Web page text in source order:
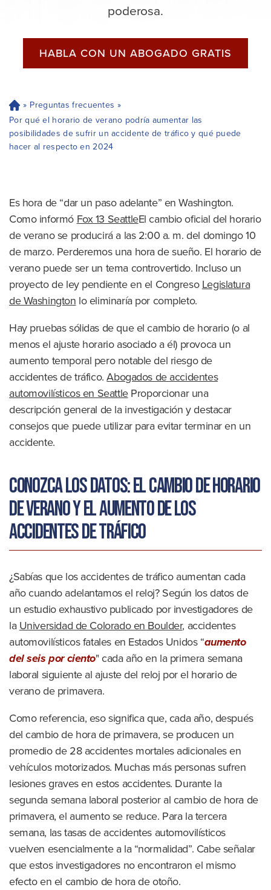
poderosa.
HABLA CON UN ABOGADO GRATIS
H
og
ar
» Preguntas frecuentes »
Por qué el horario de verano podría aumentar las
posibilidades de sufrir un accidente de tráfico y qué puede
hacer al respecto en 2024
Es hora de “dar un paso adelante” en Washington.
Como informó Fox 13 SeattleEl cambio oficial del horario
de verano se producirá a las 2:00 a. m. del domingo 10
de marzo. Perderemos una hora de sueño. El horario de
verano puede ser un tema controvertido. Incluso un
proyecto de ley pendiente en el CongresoLegislatura
de Washington lo eliminaría por completo.
Hay pruebas sólidas de que el cambio de horario (o al
menos el ajuste horario asociado a él) provoca un
aumento temporal pero notable del riesgo de
accidentes de tráfico.Abogados de accidentes
automovilísticos en SeattleProporcionar una
descripción general de la investigación y destacar
consejos que puede utilizar para evitar terminar en un
accidente.
Conozca los datos: el cambio de horario
de verano y el aumento de los
accidentes de tráfico
¿Sabías que los accidentes de tráfico aumentan cada
año cuando adelantamos el reloj? Según los datos de
un estudio exhaustivo publicado por investigadores de
laUniversidad de Colorado en Boulder, accidentes
automovilísticos fatales en Estados Unidos “aumento
del seis por ciento" cada año en la primera semana
laboral siguiente al ajuste del reloj por el horario de
verano de primavera.
Como referencia, eso significa que, cada año, después
del cambio de hora de primavera, se producen un
promedio de 28 accidentes mortales adicionales en
vehículos motorizados. Muchas más personas sufren
lesiones graves en estos accidentes. Durante la
segunda semana laboral posterior al cambio de hora de
primavera, el aumento se reduce. Para la tercera
semana, las tasas de accidentes automovilísticos
vuelven esencialmente a la “normalidad”. Cabe señalar
que estos investigadores no encontraron el mismo
efecto en el cambio de hora de otoño.